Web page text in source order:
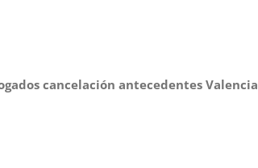
cancelación antecedentes Valencia